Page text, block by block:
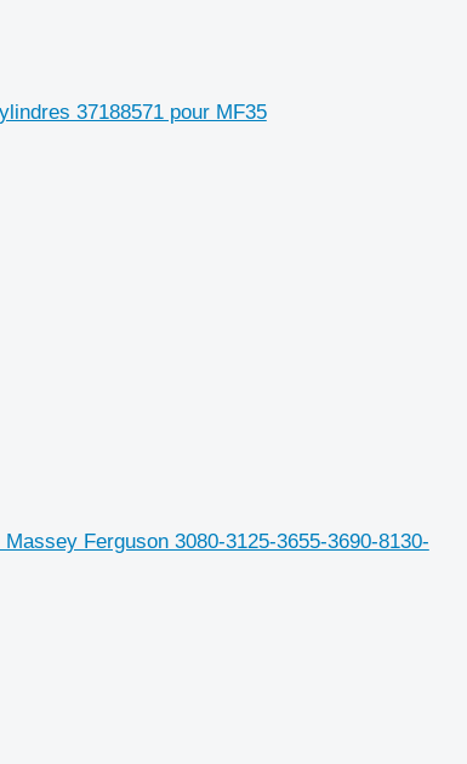
37188571 pour MF35
Ferguson 3080-3125-3655-3690-8130-